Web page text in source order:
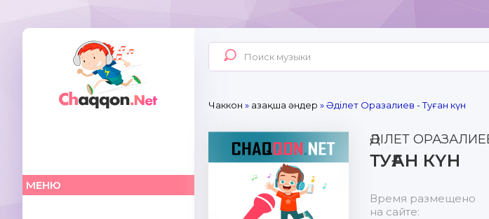
МЕНЮ
Чаккон » Қазақша әндер » Әділет Оразалиев - Туған күн
ӘДІЛЕТ
ТУҒАН КҮН
Время размещено
на сайте: